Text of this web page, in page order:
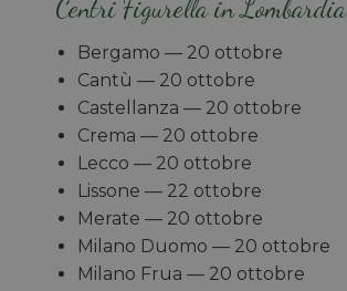
Centri Figurella in Lombardia
Bergamo — 20 ottobre
Cantù — 20 ottobre
Castellanza — 20 ottobre
Crema — 20 ottobre
Lecco — 20 ottobre
Lissone — 22 ottobre
Merate — 20 ottobre
Milano Duomo — 20 ottobre
Milano Frua — 20 ottobre